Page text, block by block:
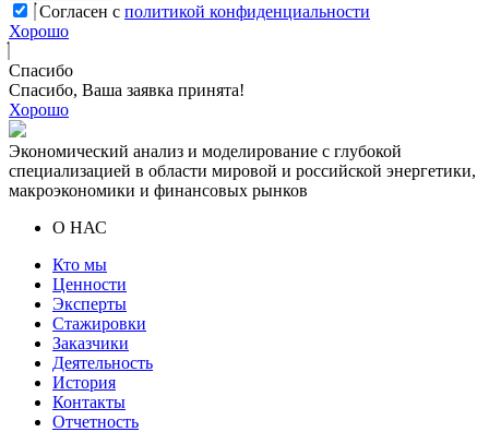
Согласен с политикой конфиденциальности
Хорошо
Спасибо
Спасибо, Ваша заявка принята!
Хорошо
Экономический анализ и моделирование с глубокой
специализацией в области мировой и российской энергетики,
макроэкономики и финансовых рынков
О НАС
Кто мы
Ценности
Эксперты
Стажировки
Заказчики
Деятельность
История
Контакты
Отчетность